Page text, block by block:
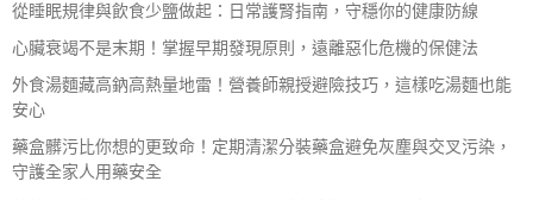
從睡眠規律與飲食少鹽做起：日常護腎指南，守穩你的健康防線
心臟衰竭不是末期！掌握早期發現原則，遠離惡化危機的保健法
外食湯麵藏高鈉高熱量地雷！營養師親授避險技巧，這樣吃湯麵也能
安心
藥盒髒污比你想的更致命！定期清潔分裝藥盒避免灰塵與交叉污染，
守護全家人用藥安全